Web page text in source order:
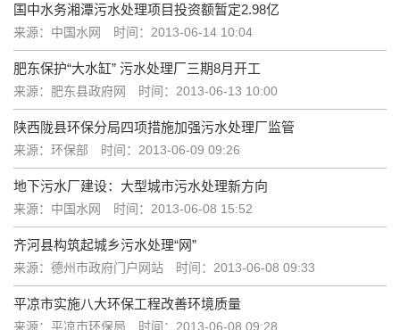
国中水务湘潭污水处理项目投资额暂定2.98亿
来源：中国水网 时间：2013-06-14 10:04
肥东保护“大水缸” 污水处理厂三期8月开工
来源：肥东县政府网 时间：2013-06-13 10:00
陕西陇县环保分局四项措施加强污水处理厂监管
来源：环保部 时间：2013-06-09 09:26
地下污水厂建设：大型城市污水处理新方向
来源：中国水网 时间：2013-06-08 15:52
齐河县构筑起城乡污水处理“网”
来源：德州市政府门户网站 时间：2013-06-08 09:33
平凉市实施八大环保工程改善环境质量
来源：平凉市环保局 时间：2013-06-08 09:28